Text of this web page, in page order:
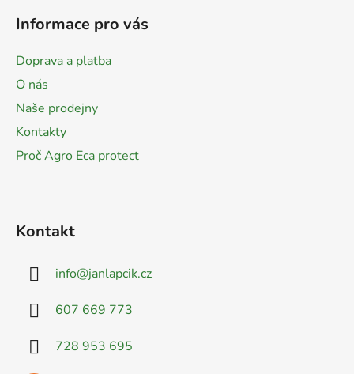
Informace pro vás
Doprava a platba
O nás
Naše prodejny
Kontakty
Proč Agro Eca protect
Kontakt
info@janlapcik.cz
607 669 773
728 953 695